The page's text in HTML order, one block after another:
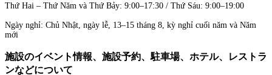
Thứ Hai – Thứ Năm và Thứ Bảy: 9:00–17:30 / Thứ Sáu: 9:00–19:00
Ngày nghỉ: Chủ Nhật, ngày lễ, 13–15 tháng 8, kỳ nghỉ cuối năm và Năm
mới
施設のイベント情報、施設予約、駐車場、ホテル、レストラ
ンなどについて